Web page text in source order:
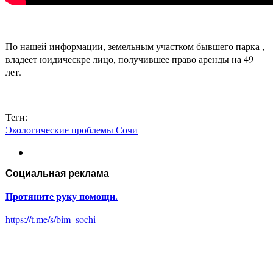
По нашей информации, земельным участком бывшего парка ,
владеет юидическре лицо, получившее право аренды на 49
лет.
Теги:
Экологические проблемы Сочи
Социальная реклама
Протяните руку помощи.
https://t.me/s/bim_sochi